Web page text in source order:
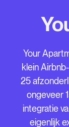
Your
klein
25
ongeveer
integratie
eigenlijk